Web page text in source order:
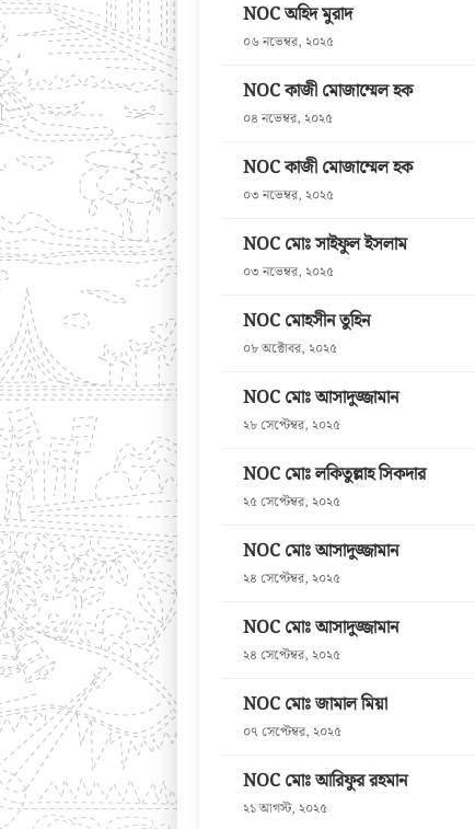
NOC অহিদ মুরাদ
০৬ নভেম্বর, ২০২৫
NOC কাজী মোজাম্মেল হক
০৪ নভেম্বর, ২০২৫
NOC কাজী মোজাম্মেল হক
০৩ নভেম্বর, ২০২৫
NOC মোঃ সাইফুল ইসলাম
০৩ নভেম্বর, ২০২৫
NOC মোহসীন তুহিন
০৮ অক্টোবর, ২০২৫
NOC মোঃ আসাদুজ্জামান
২৮ সেপ্টেম্বর, ২০২৫
NOC মোঃ লকিতুল্লাহ সিকদার
২৫ সেপ্টেম্বর, ২০২৫
NOC মোঃ আসাদুজ্জামান
২৪ সেপ্টেম্বর, ২০২৫
NOC মোঃ আসাদুজ্জামান
২৪ সেপ্টেম্বর, ২০২৫
NOC মোঃ জামাল মিয়া
০৭ সেপ্টেম্বর, ২০২৫
NOC মোঃ আরিফুর রহমান
২১ আগস্ট, ২০২৫